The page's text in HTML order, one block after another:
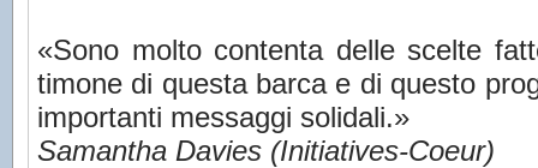
«Sono molto contenta delle scelte
timone di questa barca e di questo
importanti messaggi solidali.»
Samantha Davies (Initiatives-Coeur)